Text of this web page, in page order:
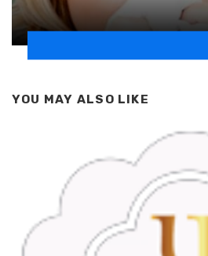
YOU MAY ALSO LIKE